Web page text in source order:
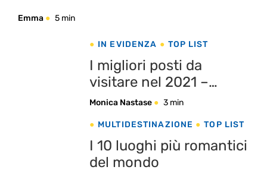
Emma 5 min
IN EVIDENZA TOP LIST
I migliori posti da
visitare nel 2021 –
tendenze di viaggio e
Monica Nastase 3 min
MULTIDESTINAZIONE TOP LIST
I 10 luoghi più romantici
del mondo